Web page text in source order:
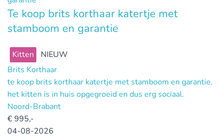
Te koop brits korthaar katertje met
stamboom en garantie
Kitten
NIEUW
Brits Korthaar
te koop brits korthaar katertje met stamboom en garantie.
het kitten is in huis opgegroeid en dus erg sociaal.
Noord-Brabant
€995,-
04-08-2026